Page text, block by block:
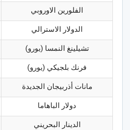
الفلورين الاوروبي
الدولار الاسترالي
تشيلينغ النمسا (يورو)
فرنك بلجيكي (يورو)
مانات أذربيجان الجديدة
دولار الباهاما
الدينار البحريني